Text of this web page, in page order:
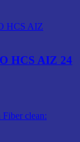
HCS AIZ 24